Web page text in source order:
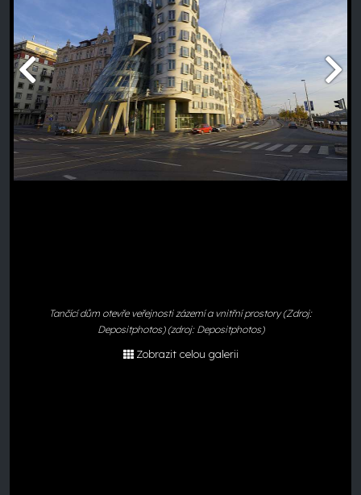
Tančící dům otevře veřejnosti zázemí a vnitřní prostory (Zdroj:
Depositphotos) (zdroj: Depositphotos)
Zobrazit celou galerii